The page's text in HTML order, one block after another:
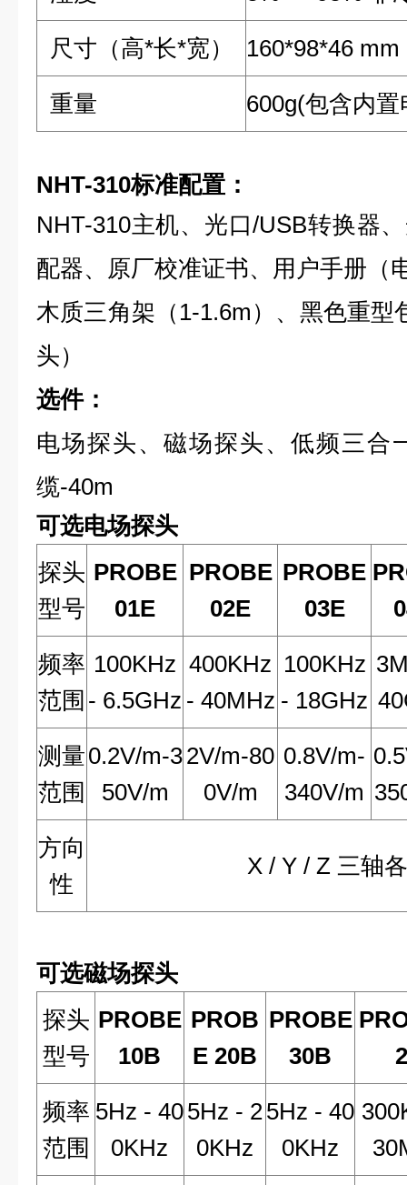
尺寸（高*长*宽） 160*98*46
重量 600g(包含内
NHT-310标准配置：
NHT-310主机、光口/USB转换器
配器、原厂校准证书、用户手册（
木质三角架（1-1.6m）、黑色重型
头）
选件：
电场探头、磁场探头、低频三合
缆-40m
可选电场探头
探头
型号
PROBE
01E
PROBE
02E
PROBE
03E
频率
范围
100KHz
- 6.5GHz
400KHz
- 40MHz
100KHz
- 18GHz
测量
范围
0.2V/m-3
50V/m
2V/m-80
0V/m
0.8V/m-
340V/m
方向
性
X / Y / Z 三轴
可选磁场探头
探头
型号
PROBE
10B
PROB
E 20B
PROBE
30B
频率
范围
5Hz - 40
0KHz
5Hz - 2
0KHz
5Hz - 40
0KHz